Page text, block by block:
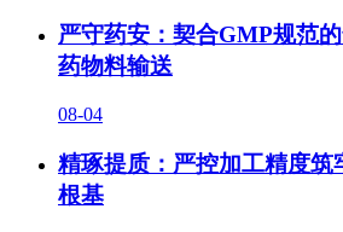
严守药安：契合GMP规范
药物料输送
08-04
精琢提质：严控加工精度筑
根基